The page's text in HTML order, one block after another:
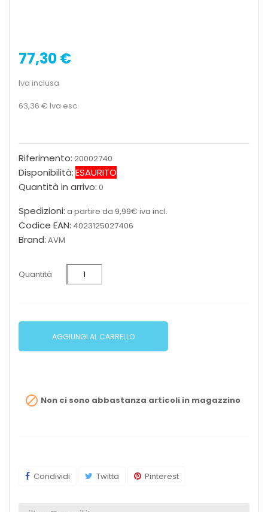
77,30 €
Iva inclusa
63,36 € Iva esc.
Riferimento: 20002740
Disponibilità:ESAURITO
Quantità in arrivo: 0
Spedizioni: a partire da 9,99€ iva incl.
Codice EAN: 4023125027406
Brand: AVM
Quantità
AGGIUNGI AL CARRELLO
 Non ci sono abbastanza articoli in magazzino
Condividi Twitta Pinterest